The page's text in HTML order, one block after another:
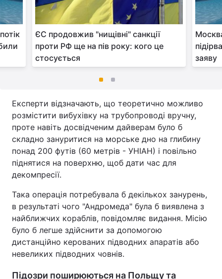
ЄС продовжив "нищівні" санкції
проти РФ ще на пів року: кого це
стосується
заяву
Експерти відзначають, що теоретично можливо
розмістити вибухівку на трубопроводі вручну,
проте навіть досвідченим дайверам було б
складно зануритися на морське дно на глибину
понад 200 футів (60 метрів - УНІАН) і повільно
піднятися на поверхню, щоб дати час для
декомпресії.
Така операція потребувала б декількох занурень,
в результаті чого "Андромеда" була б виявлена з
найближчих кораблів, повідомляє видання. Місію
було б легше здійснити за допомогою
дистанційно керованих підводних апаратів або
невеликих підводних човнів.
Підозри поширюються на Польщу та